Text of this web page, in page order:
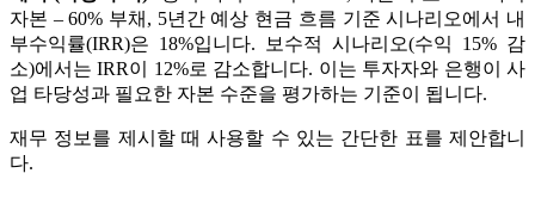
자본 – 60% 부채, 5년간 예상 현금 흐름 기준 시나리오에서 내
부수익률(IRR)은 18%입니다. 보수적 시나리오(수익 15% 감
소)에서는 IRR이 12%로 감소합니다. 이는 투자자와 은행이 사
업 타당성과 필요한 자본 수준을 평가하는 기준이 됩니다.
재무 정보를 제시할 때 사용할 수 있는 간단한 표를 제안합니
다.